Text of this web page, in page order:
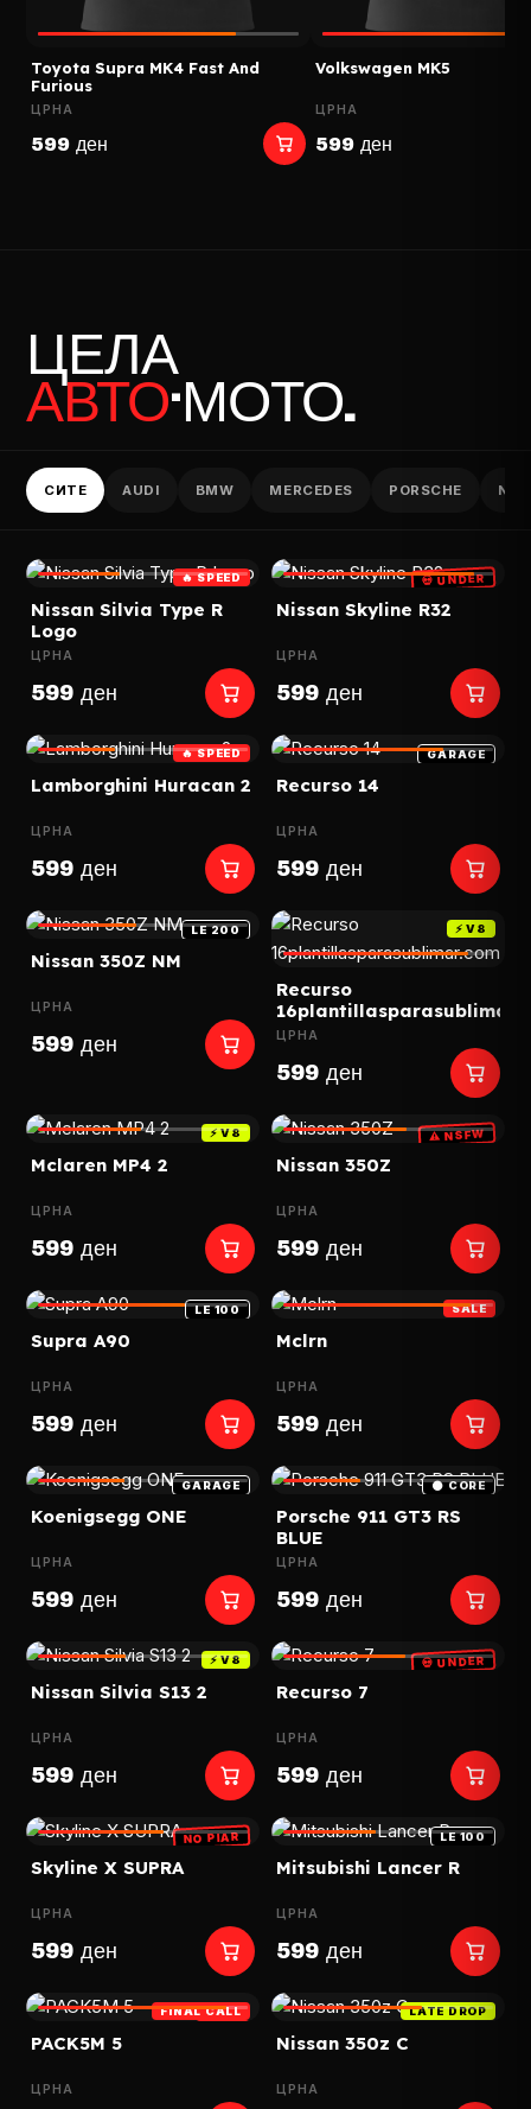
Toyota Supra MK4 Fast And
Furious
ЦРНА
599 ден
Volkswagen MK5
ЦРНА
599 ден
ЦЕЛА
АВТО·МОТО.
СИТЕ AUDI BMW MERCEDES PORSCHE
🔥 SPEED
Nissan Silvia Type R
Logo
ЦРНА
599 ден
💀 UNDER
Nissan Skyline R32
ЦРНА
599 ден
🔥 SPEED
Lamborghini Huracan 2
ЦРНА
599 ден
GARAGE
Recurso 14
ЦРНА
599 ден
LE 200
Nissan 350Z NM
ЦРНА
599 ден
⚡ V8
Recurso
ЦРНА
599 ден
⚡ V8
Mclaren MP4 2
ЦРНА
599 ден
⚠ NSFW
Nissan 350Z
ЦРНА
599 ден
LE 100
Supra A90
ЦРНА
599 ден
SALE
Mclrn
ЦРНА
599 ден
GARAGE
Koenigsegg ONE
ЦРНА
599 ден
⚫ CORE
Porsche 911 GT3 RS
BLUE
ЦРНА
599 ден
⚡ V8
Nissan Silvia S13 2
ЦРНА
599 ден
💀 UNDER
Recurso 7
ЦРНА
599 ден
NO PIAR
Skyline X SUPRA
ЦРНА
599 ден
LE 100
Mitsubishi Lancer R
ЦРНА
599 ден
FINAL CALL
PACK5M 5
ЦРНА
LATE DROP
Nissan 350z C
ЦРНА